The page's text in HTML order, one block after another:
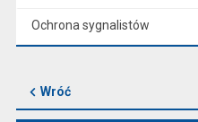
Ochrona sygnalistów
Wróć